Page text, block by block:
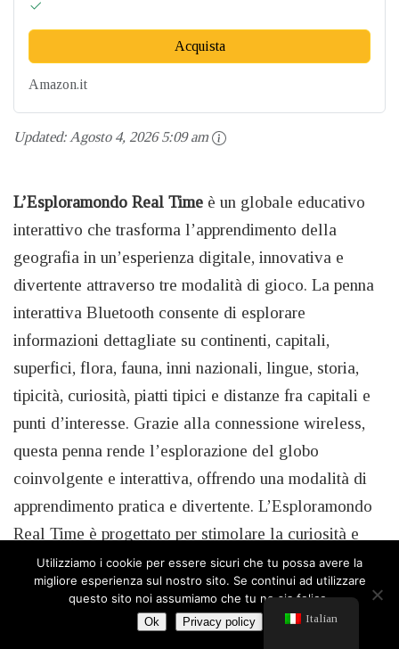
Acquista
Amazon.it
Updated: Agosto 4, 2026 5:09 am
L’Esploramondo Real Time è un globale educativo
interattivo che trasforma l’apprendimento della
geografia in un’esperienza digitale, innovativa e
divertente attraverso tre modalità di gioco. La penna
interattiva Bluetooth consente di esplorare
informazioni dettagliate su continenti, capitali,
superfici, flora, fauna, inni nazionali, lingue, storia,
tipicità, curiosità, piatti tipici e distanze fra capitali e
punti d’interesse. Grazie alla connessione wireless,
questa penna rende l’esplorazione del globo
coinvolgente e interattiva, offrendo una modalità di
apprendimento pratica e divertente. L’Esploramondo
Real Time è progettato per stimolare la curiosità e
l’apprendimento attraverso la tecnologia, fornendo un
modo coinvolgente per scoprire il mondo.
Italian
Utilizziamo i cookie per essere sicuri che tu possa avere la
migliore esperienza sul nostro sito. Se continui ad utilizzare
questo sito noi assumiamo che tu ne sia felice.
Ok Privacy policy